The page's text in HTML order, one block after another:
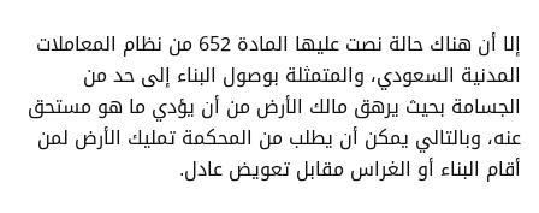
إلا أن هناك حالة نصت عليها المادة 652 من نظام المعاملات
المدنية السعودي، والمتمثلة بوصول البناء إلى حد من
الجسامة بحيث يرهق مالك الأرض من أن يؤدي ما هو مستحق
عنه، وبالتالي يمكن أن يطلب من المحكمة تمليك الأرض لمن
أقام البناء أو الغراس مقابل تعويض عادل.